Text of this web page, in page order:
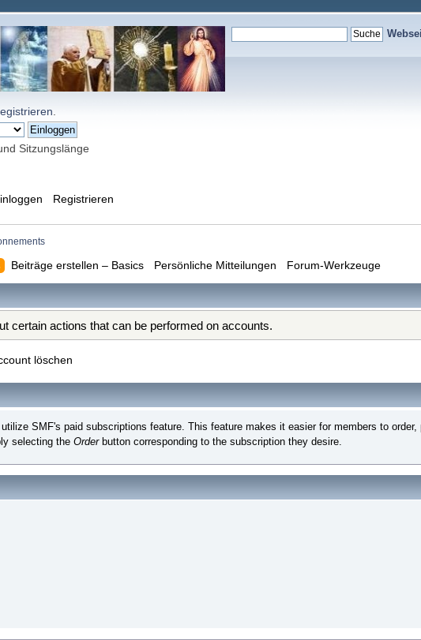
Sitzungslänge
Registrieren
Beiträge erstellen – Basics Persönliche Mitteilungen Forum-Werkzeuge
certain actions that can be performed on accounts.
löschen
SMF's paid subscriptions feature. This feature makes it easier for members to
selecting the Orderbutton corresponding to the subscription they desire.